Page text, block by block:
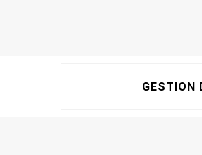
GESTION